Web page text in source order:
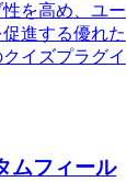
を高め、ユー
進する優れた
イズプラグイ
ムフィール